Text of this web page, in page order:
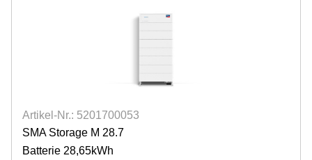
Artikel-Nr.: 5201700053
SMA Storage M 28.7
Batterie 28,65kWh